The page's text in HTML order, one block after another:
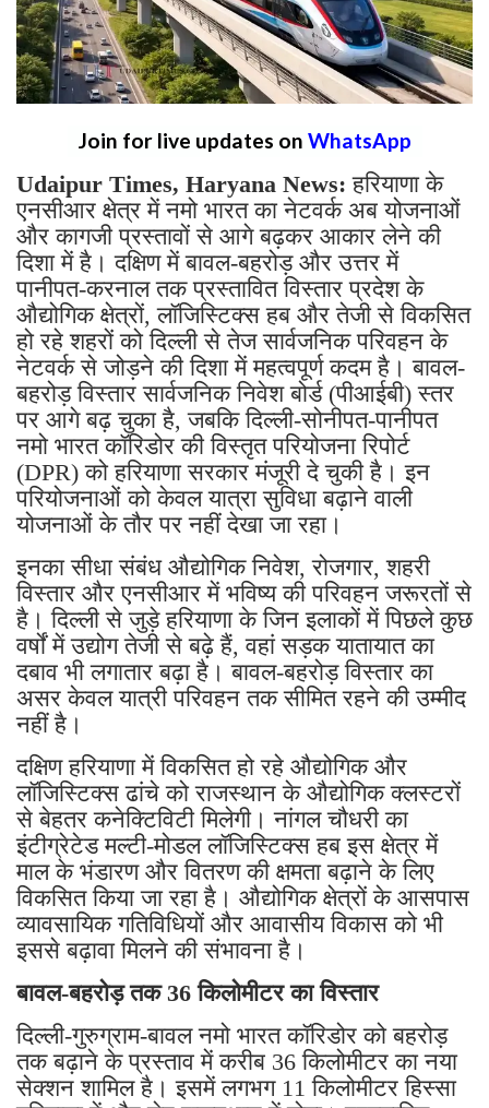
Join for live updates on WhatsApp
Udaipur Times, Haryana News:हरियाणा के
एनसीआर क्षेत्र में नमो भारत का नेटवर्क अब योजनाओं
और कागजी प्रस्तावों से आगे बढ़कर आकार लेने की
दिशा में है। दक्षिण में बावल-बहरोड़ और उत्तर में
पानीपत-करनाल तक प्रस्तावित विस्तार प्रदेश के
औद्योगिक क्षेत्रों, लॉजिस्टिक्स हब और तेजी से विकसित
हो रहे शहरों को दिल्ली से तेज सार्वजनिक परिवहन के
नेटवर्क से जोड़ने की दिशा में महत्वपूर्ण कदम है। बावल-
बहरोड़ विस्तार सार्वजनिक निवेश बोर्ड (पीआईबी) स्तर
पर आगे बढ़ चुका है, जबकि दिल्ली-सोनीपत-पानीपत
नमो भारत कॉरिडोर की विस्तृत परियोजना रिपोर्ट
(DPR) को हरियाणा सरकार मंजूरी दे चुकी है। इन
परियोजनाओं को केवल यात्रा सुविधा बढ़ाने वाली
योजनाओं के तौर पर नहीं देखा जा रहा।
इनका सीधा संबंध औद्योगिक निवेश, रोजगार, शहरी
विस्तार और एनसीआर में भविष्य की परिवहन जरूरतों से
है। दिल्ली से जुड़े हरियाणा के जिन इलाकों में पिछले कुछ
वर्षों में उद्योग तेजी से बढ़े हैं, वहां सड़क यातायात का
दबाव भी लगातार बढ़ा है। बावल-बहरोड़ विस्तार का
असर केवल यात्री परिवहन तक सीमित रहने की उम्मीद
नहीं है।
दक्षिण हरियाणा में विकसित हो रहे औद्योगिक और
लॉजिस्टिक्स ढांचे को राजस्थान के औद्योगिक क्लस्टरों
से बेहतर कनेक्टिविटी मिलेगी। नांगल चौधरी का
इंटीग्रेटेड मल्टी-मोडल लॉजिस्टिक्स हब इस क्षेत्र में
माल के भंडारण और वितरण की क्षमता बढ़ाने के लिए
विकसित किया जा रहा है। औद्योगिक क्षेत्रों के आसपास
व्यावसायिक गतिविधियों और आवासीय विकास को भी
इससे बढ़ावा मिलने की संभावना है।
बावल-बहरोड़ तक 36 किलोमीटर का विस्तार
दिल्ली-गुरुग्राम-बावल नमो भारत कॉरिडोर को बहरोड़
तक बढ़ाने के प्रस्ताव में करीब 36 किलोमीटर का नया
सेक्शन शामिल है। इसमें लगभग 11 किलोमीटर हिस्सा